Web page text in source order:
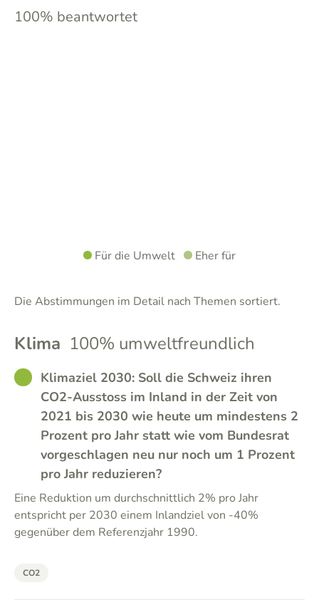
100% beantwortet
Für die Umwelt Eher für
Die Abstimmungen im Detail nach Themen sortiert.
Klima 100% umweltfreundlich
GOODKlimaziel 2030: Soll die Schweiz ihren
CO2-Ausstoss im Inland in der Zeit von
2021 bis 2030 wie heute um mindestens 2
Prozent pro Jahr statt wie vom Bundesrat
vorgeschlagen neu nur noch um 1 Prozent
pro Jahr reduzieren?
Eine Reduktion um durchschnittlich 2% pro Jahr
entspricht per 2030 einem Inlandziel von -40%
gegenüber dem Referenzjahr 1990.
CO2